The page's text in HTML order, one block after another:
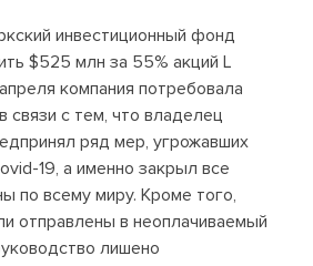
инвестиционный фонд
$525 млн за 55% акций L
компания потребовала
связи с тем, что владелец
ряд мер, угрожавших
19, а именно закрыл все
по всему миру. Кроме того,
отправлены в неоплачиваемый
лишено